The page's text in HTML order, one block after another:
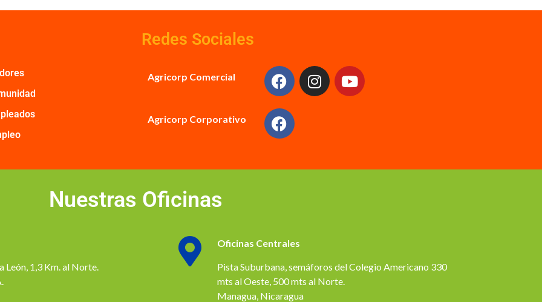
Redes Sociales
Agricorp Comercial
Agricorp Corporativo
Nuestras Oficinas
León, 1,3 Km. al Norte.
Oficinas Centrales
Pista Suburbana, semáforos del Colegio Americano 330
mts al Oeste, 500 mts al Norte.
Managua, Nicaragua